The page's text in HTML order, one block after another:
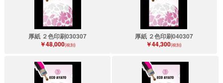
厚紙 ２色印刷030307
￥48,000(税別)
厚紙 ２色印刷040307
￥44,300(税別)